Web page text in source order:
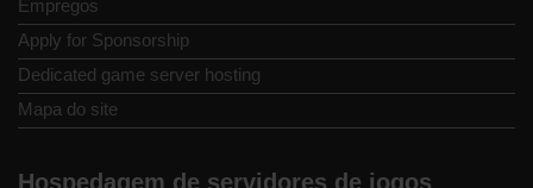
Empregos
Apply for Sponsorship
Dedicated game server hosting
Mapa do site
Hospedagem de servidores de jogos